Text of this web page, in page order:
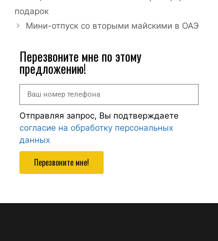
подарок
Мини-отпуск со вторыми майскими в ОАЭ
Перезвоните мне по этому
предложению!
Отправляя запрос, Вы подтверждаете
согласие на обработку персональных
данных
Перезвоните мне!